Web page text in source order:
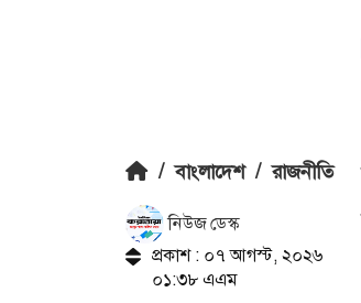
/ বাংলাদেশ / রাজনীতি
নিউজ ডেস্ক
প্রকাশ : ০৭ আগস্ট, ২০২৬
০১:৩৮ এএম